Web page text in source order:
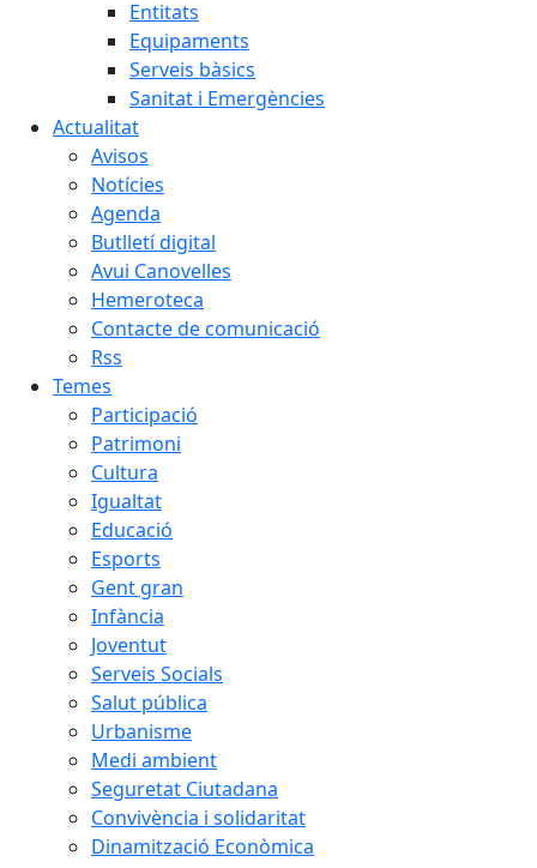
Entitats
Equipaments
Serveis bàsics
Sanitat i Emergències
Actualitat
Avisos
Notícies
Agenda
Butlletí digital
Avui Canovelles
Hemeroteca
Contacte de comunicació
Rss
Temes
Participació
Patrimoni
Cultura
Igualtat
Educació
Esports
Gent gran
Infància
Joventut
Serveis Socials
Salut pública
Urbanisme
Medi ambient
Seguretat Ciutadana
Convivència i solidaritat
Dinamització Econòmica